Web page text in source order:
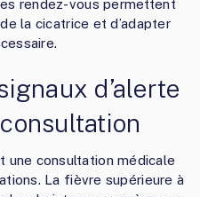
rendez-vous permettent
la cicatrice et d’adapter
d’alerte
une consultation médicale
La fièvre supérieure à